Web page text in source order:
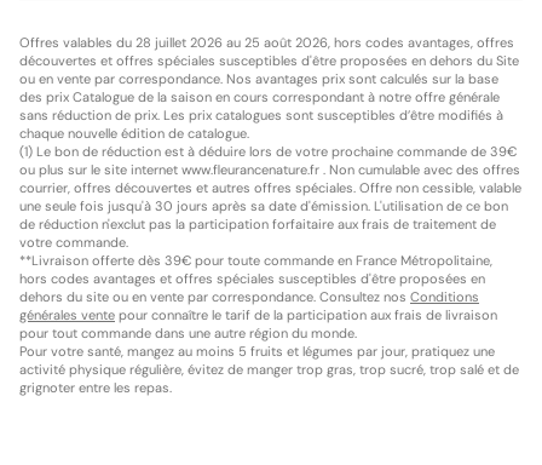
Offres valables du 28 juillet 2026 au 25 août 2026, hors codes avantages, offres
découvertes et offres spéciales susceptibles d'être proposées en dehors du Site
ou en vente par correspondance. Nos avantages prix sont calculés sur la base
des prix Catalogue de la saison en cours correspondant à notre offre générale
sans réduction de prix. Les prix catalogues sont susceptibles d’être modifiés à
chaque nouvelle édition de catalogue.
(1) Le bon de réduction est à déduire lors de votre prochaine commande de 39€
ou plus sur le site internet www.fleurancenature.fr . Non cumulable avec des offres
courrier, offres découvertes et autres offres spéciales. Offre non cessible, valable
une seule fois jusqu'à 30 jours après sa date d'émission. L'utilisation de ce bon
de réduction n'exclut pas la participation forfaitaire aux frais de traitement de
votre commande.
**Livraison offerte dès 39€ pour toute commande en France Métropolitaine,
hors codes avantages et offres spéciales susceptibles d'être proposées en
dehors du site ou en vente par correspondance. Consultez nos Conditions
générales vente pour connaître le tarif de la participation aux frais de livraison
pour tout commande dans une autre région du monde.
Pour votre santé, mangez au moins 5 fruits et légumes par jour, pratiquez une
activité physique régulière, évitez de manger trop gras, trop sucré, trop salé et de
grignoter entre les repas.